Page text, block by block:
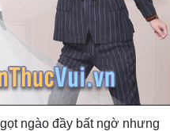
ngào đầy bất ngờ nhưng